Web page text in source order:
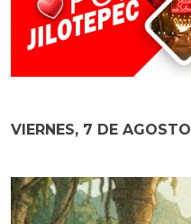
VIERNES, 7 DE